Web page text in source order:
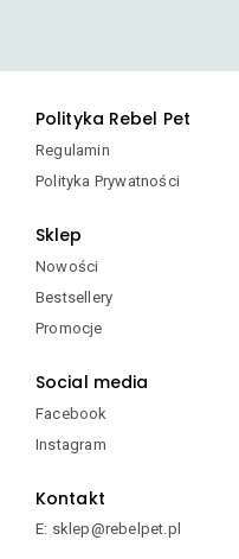
Polityka Rebel Pet
Regulamin
Polityka Prywatności
Sklep
Nowości
Bestsellery
Promocje
Social media
Facebook
Instagram
Kontakt
E: sklep@rebelpet.pl